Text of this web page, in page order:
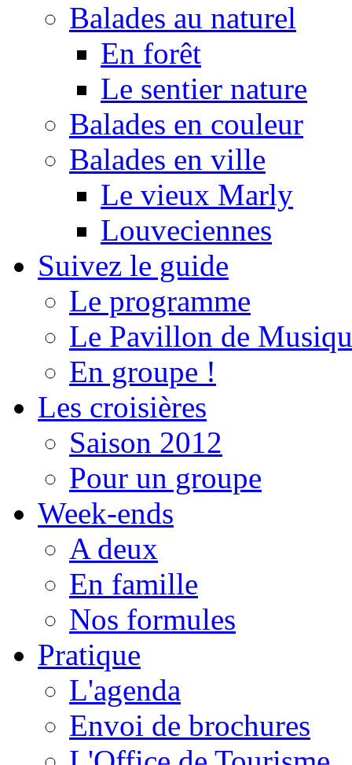
Balades au naturel
En forêt
Le sentier nature
Balades en couleur
Balades en ville
Le vieux Marly
Louveciennes
Suivez le guide
Le programme
Le Pavillon de
En groupe !
Les croisières
Saison 2012
Pour un groupe
Week-ends
A deux
En famille
Nos formules
Pratique
L'agenda
Envoi de brochures